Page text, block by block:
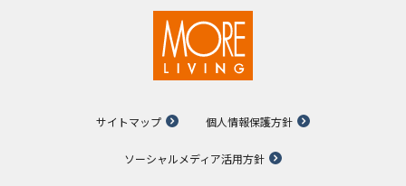
サイトマップ 個人情報保護方針
ソーシャルメディア活用方針